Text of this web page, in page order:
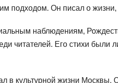
подходом. Он писал о жизни,
наблюдениям,
читателей. Его стихи
в культурной жизни Москвы.